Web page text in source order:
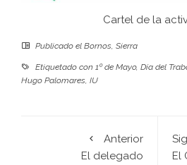
Cartel de la
Publicado el Bornos Sierra
Etiquetado con 1º de Mayo, Día del
Hugo Palomares IU
Anterior
El delegado
El